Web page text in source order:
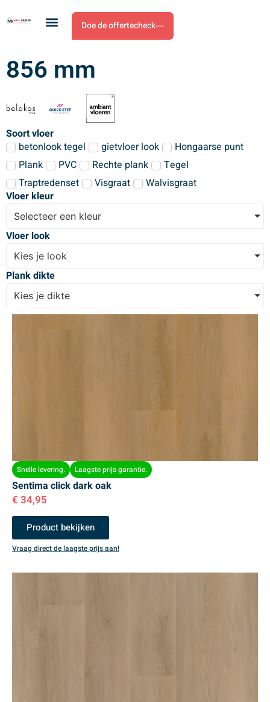
Doe de offertecheck
856 mm
Soort vloer
betonlook tegel
gietvloer look
Hongaarse punt
Plank
PVC Rechte plank
Tegel
Traptredenset
Visgraat
Walvisgraat
Vloer kleur
Selecteer een kleur
Vloer look
Kies je look
Plank dikte
Kies je dikte
Snelle levering. Laagste prijs garantie.
Sentima click dark oak
€ 34,95
Product bekijken
Vraag direct de laagste prijs aan!